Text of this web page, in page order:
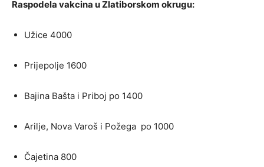
Raspodela vakcina u Zlatiborskom okrugu:
Užice 4000
Prijepolje 1600
Bajina Bašta i Priboj po 1400
Arilje, Nova Varoš i Požega po 1000
Čajetina 800